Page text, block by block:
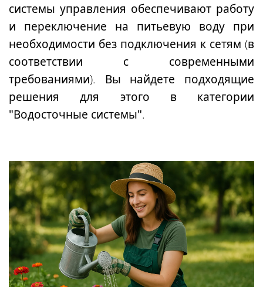
системы управления обеспечивают работу
и переключение на питьевую воду при
необходимости без подключения к сетям (в
соответствии с современными
требованиями). Вы найдете подходящие
решения для этого в категории
"Водосточные системы".